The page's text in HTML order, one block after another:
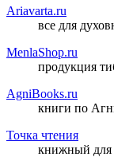
Ariavarta.ru
все для
MenlaShop.ru
продукция
AgniBooks.ru
книги по
Точка чтения
книжный для